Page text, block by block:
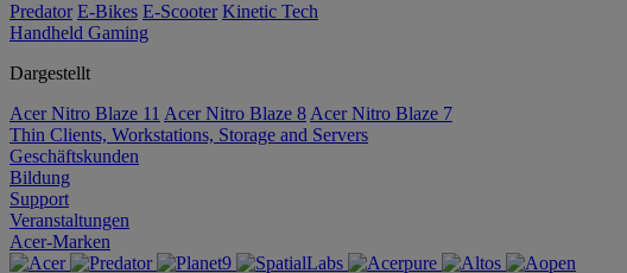
Predator E-Bikes E-Scooter Kinetic Tech
Handheld Gaming
Dargestellt
Acer Nitro Blaze 11 Acer Nitro Blaze 8 Acer Nitro Blaze 7
Thin Clients, Workstations, Storage and Servers
Geschäftskunden
Bildung
Support
Veranstaltungen
Acer-Marken